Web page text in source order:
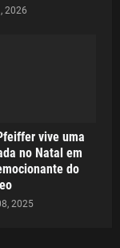
2026
vive uma
no Natal em
do
2025